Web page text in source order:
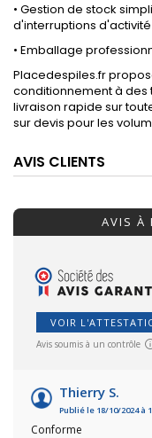
• Gestion de stock
d'interruptions d'activité
• Emballage
Placedespiles.fr
conditionnement à des
livraison rapide sur
sur devis pour les
AVIS CLIENTS
AVIS À
VOIR
Avis soumis à un contrôle
Thierry S.
Publié le 18/10/2024 à
Conforme